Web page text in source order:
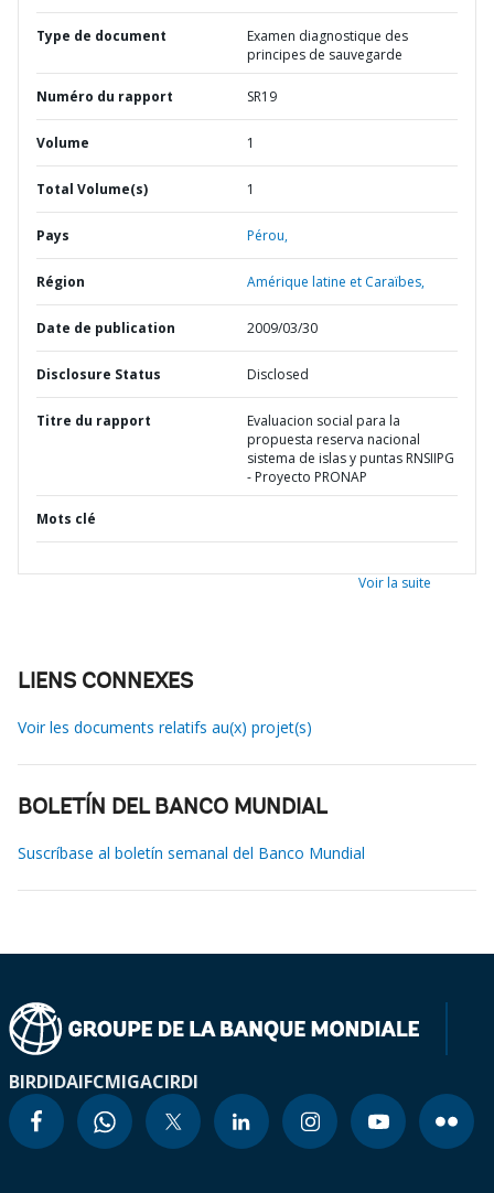
Type de document
Examen diagnostique des
principes de sauvegarde
Numéro du rapport SR19
Volume 1
Total Volume(s) 1
Pays Pérou,
Région Amérique latine et Caraïbes,
Date de publication 2009/03/30
Disclosure Status Disclosed
Titre du rapport
Evaluacion social para la
propuesta reserva nacional
sistema de islas y puntas RNSIIPG
- Proyecto PRONAP
Mots clé
Voir la suite
LIENS CONNEXES
Voir les documents relatifs au(x) projet(s)
BOLETÍN DEL BANCO MUNDIAL
Suscríbase al boletín semanal del Banco Mundial
BIRDIDAIFCMIGACIRDI